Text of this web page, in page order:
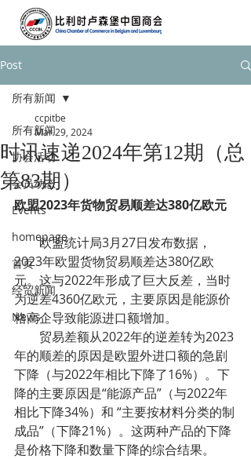
Post
所有新闻
协会活动
会员动态
Events
homepage
首页
经贸新闻
News
所有新闻
时讯速递2024年第12期（总
第83期）
ccpitbe
Mar 29, 2024
欧盟2023年货物贸易顺差达380亿欧元
        欧盟统计局3月27日发布数据，
2023年欧盟货物贸易顺差达380亿欧
元。这与2022年形成了巨大反差，当时
为逆差4360亿欧元，主要原因是能源价
格高企导致能源进口额增加。
年的顺差的原因是欧盟外进口额的急剧
下降（与2022年相比下降了16%）。下
降的主要原因是“能源产品”（与2022年
相比下降34%）和 “主要按材料分类的制
成品”（下降21%）。这两种产品的下降
是价格下降和数量下降的综合结果。